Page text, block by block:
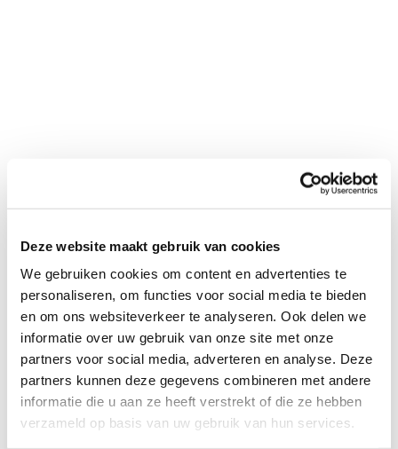
Deze website maakt gebruik van cookies
We gebruiken cookies om content en advertenties te
personaliseren, om functies voor social media te bieden
en om ons websiteverkeer te analyseren. Ook delen we
informatie over uw gebruik van onze site met onze
partners voor social media, adverteren en analyse. Deze
partners kunnen deze gegevens combineren met andere
informatie die u aan ze heeft verstrekt of die ze hebben
verzameld op basis van uw gebruik van hun services.